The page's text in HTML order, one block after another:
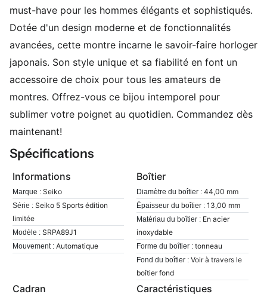
must-have pour les hommes élégants et sophistiqués.
Dotée d'un design moderne et de fonctionnalités
avancées, cette montre incarne le savoir-faire horloger
japonais. Son style unique et sa fiabilité en font un
accessoire de choix pour tous les amateurs de
montres. Offrez-vous ce bijou intemporel pour
sublimer votre poignet au quotidien. Commandez dès
maintenant!
Spécifications
Informations
Marque : Seiko
Série : Seiko 5 Sports édition
limitée
Modèle : SRPA89J1
Mouvement : Automatique
Boîtier
Diamètre du boîtier : 44,00 mm
Épaisseur du boîtier : 13,00 mm
Matériau du boîtier : En acier
inoxydable
Forme du boîtier : tonneau
Fond du boîtier : Voir à travers le
boîtier fond
Cadran Caractéristiques